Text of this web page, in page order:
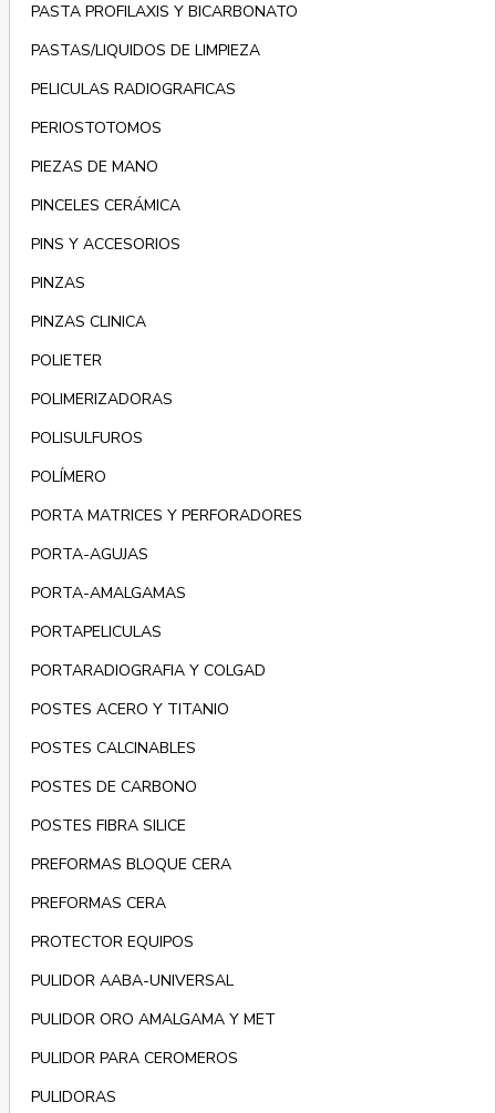
PASTA PROFILAXIS Y BICARBONATO
PASTAS/LIQUIDOS DE LIMPIEZA
PELICULAS RADIOGRAFICAS
PERIOSTOTOMOS
PIEZAS DE MANO
PINCELES CERÁMICA
PINS Y ACCESORIOS
PINZAS
PINZAS CLINICA
POLIETER
POLIMERIZADORAS
POLISULFUROS
POLÍMERO
PORTA MATRICES Y PERFORADORES
PORTA-AGUJAS
PORTA-AMALGAMAS
PORTAPELICULAS
PORTARADIOGRAFIA Y COLGAD
POSTES ACERO Y TITANIO
POSTES CALCINABLES
POSTES DE CARBONO
POSTES FIBRA SILICE
PREFORMAS BLOQUE CERA
PREFORMAS CERA
PROTECTOR EQUIPOS
PULIDOR AABA-UNIVERSAL
PULIDOR ORO AMALGAMA Y MET
PULIDOR PARA CEROMEROS
PULIDORAS